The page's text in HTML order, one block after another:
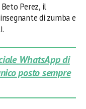
Perez, il
di zumba e
WhatsApp di
posto sempre